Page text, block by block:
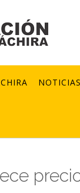
NOTICIAS